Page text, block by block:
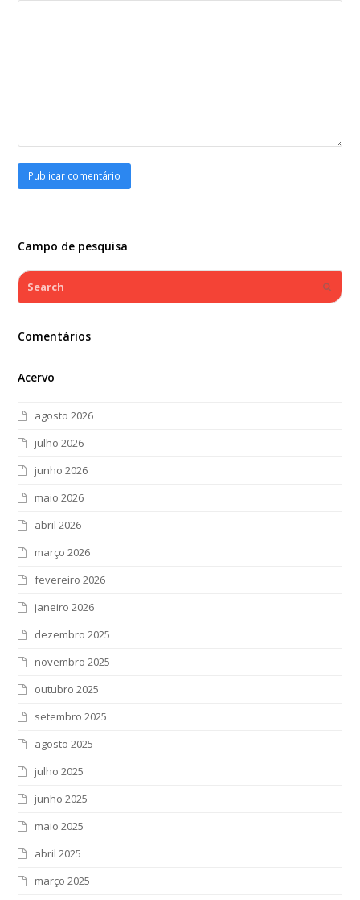
Campo de pesquisa
Search
Comentários
Acervo
agosto 2026
julho 2026
junho 2026
maio 2026
abril 2026
março 2026
fevereiro 2026
janeiro 2026
dezembro 2025
novembro 2025
outubro 2025
setembro 2025
agosto 2025
julho 2025
junho 2025
maio 2025
abril 2025
março 2025